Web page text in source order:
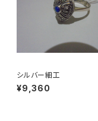
シルバー細工
¥9,360